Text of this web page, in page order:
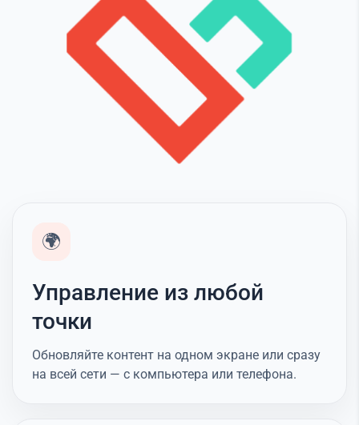
🌍
Управление из любой
точки
Обновляйте контент на одном экране или сразу
на всей сети — с компьютера или телефона.